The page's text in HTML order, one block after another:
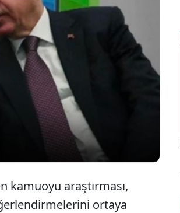
yapılan son ankette, toplumun
memnun olmadığı
İttifakı seçmenindeki
dikkat çekti.
kamuoyu araştırması,
ortaya